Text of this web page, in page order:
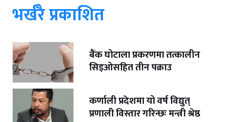
भर्खरै प्रकाशित
बैंक घोटाला प्रकरणमा तत्कालीन
सिइओसहित तीन पक्राउ
कर्णाली प्रदेशमा यो वर्ष विद्युत्
प्रणाली विस्तार गरिन्छः मन्त्री श्रेष्ठ